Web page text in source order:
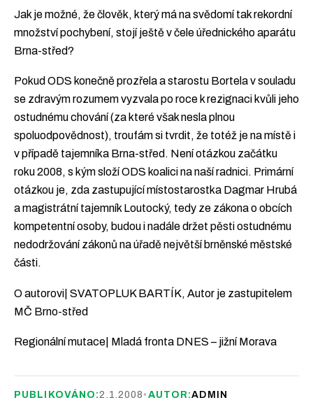
Jak je možné, že člověk, který má na svědomí tak rekordní
množství pochybení, stojí ještě v čele úřednického aparátu
Brna-střed?
Pokud ODS konečně prozřela a starostu Bortela v souladu
se zdravým rozumem vyzvala po roce k rezignaci kvůli jeho
ostudnému chování (za které však nesla plnou
spoluodpovědnost), troufám si tvrdit, že totéž je na místě i
v případě tajemníka Brna-střed. Není otázkou začátku
roku 2008, s kým složí ODS koalici na naší radnici. Primární
otázkou je, zda zastupující místostarostka Dagmar Hrubá
a magistrátní tajemník Loutocký, tedy ze zákona o obcích
kompetentní osoby, budou i nadále držet pěsti ostudnému
nedodržování zákonů na úřadě největší brněnské městské
části.
O autorovi| SVATOPLUK BARTÍK, Autor je zastupitelem
MČ Brno-střed
Regionální mutace| Mladá fronta DNES – jižní Morava
PUBLIKOVÁNO:2.1.2008 • AUTOR:ADMIN